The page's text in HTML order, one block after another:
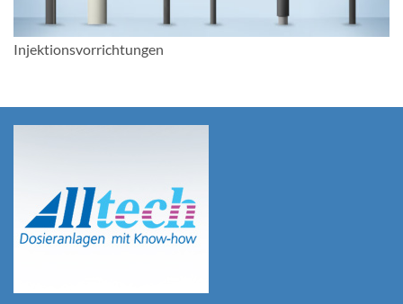
Injektionsvorrichtungen